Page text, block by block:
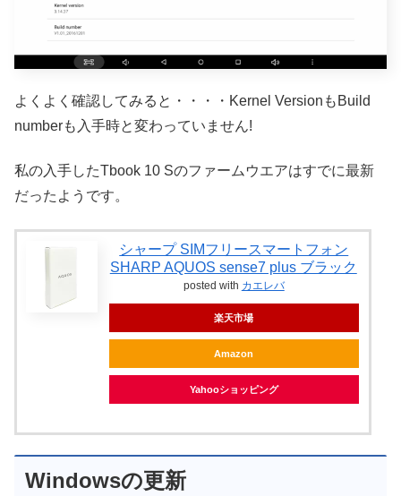
よくよく確認してみると・・・・Kernel VersionもBuild
numberも入手時と変わっていません!
私の入手したTbook 10 Sのファームウエアはすでに最新
だったようです。
シャープ SIMフリースマートフォン
SHARP AQUOS sense7 plus ブラック
posted with カエレバ
楽天市場
Amazon
Yahooショッピング
Windowsの更新